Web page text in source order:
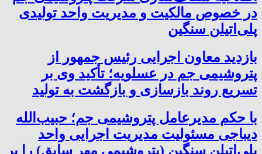
در خصوص مالکیت و مدیریت واحد تولیدی
پلی‌اتیلن سنگین
بازدید معاون اجرایی رئیس جمهور از
پتروشیمی جم در عسلویه؛ تأکید وی بر
تسریع روند بازسازی و بازگشت به تولید
با حکم مدیرعامل پتروشیمی جم؛ حبیب‌الله
دیباجی مسئولیت مدیریت اجرایی واحد
پلی‌اتیلن سنگین (پتروشیمی مهر سابق) را بر